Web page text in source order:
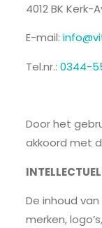
4012 BK Kerk-
E-mail:
Tel.nr.: 0344-
Door het
akkoord met
De inhoud
merken,